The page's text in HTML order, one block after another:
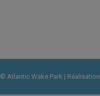
© Atlantic Wake Park | Réalisation